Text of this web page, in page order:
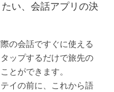
い、会話アプリの決
の会話ですぐに使える
ップするだけで旅先の
とができます。
イの前に、これから語